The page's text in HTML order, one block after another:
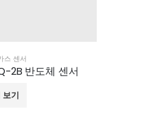
스 센서
2B 반도체 센서
보기